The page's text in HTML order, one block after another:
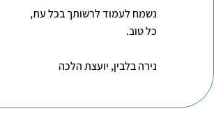
נשמח לעמוד לרשותך בכל עת,
כל טוב.
נירה בלבין, יועצת הלכה